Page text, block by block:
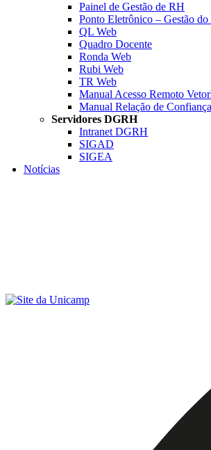
Painel de Gestão de RH
Ponto Eletrônico – Gestão do
QL Web
Quadro Docente
Ronda Web
Rubi Web
TR Web
Manual Acesso Remoto
Manual Relação de Confiança
Servidores DGRH
Intranet DGRH
SIGAD
SIGEA
Notícias